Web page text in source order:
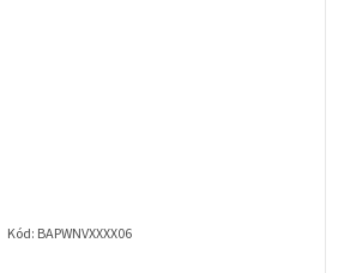
Kód: BAPWNVXXXX06